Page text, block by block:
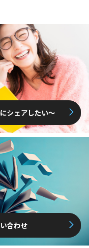
シェアしたい〜
合わせ